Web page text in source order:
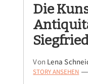
Die
Von Lena
STORY ANSEHEN —